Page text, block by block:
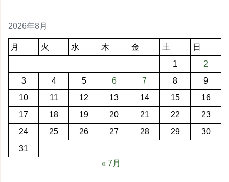
2026年8月
月 火 水 木 金 土
日
1
2
3
4 5 6 7 8
9
10
11 12 13 14 15
16
17
18 19 20 21 22
23
24
25 26 27 28 29
30
31
« 7月